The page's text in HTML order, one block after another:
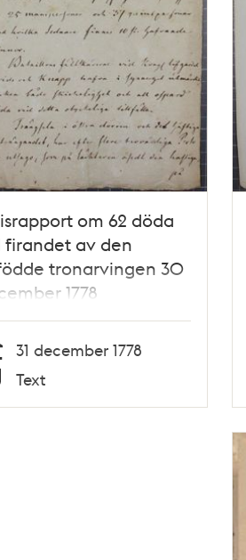
om 62 döda
firandet av den
tronarvingen 30
1778
31 december 1778
Text